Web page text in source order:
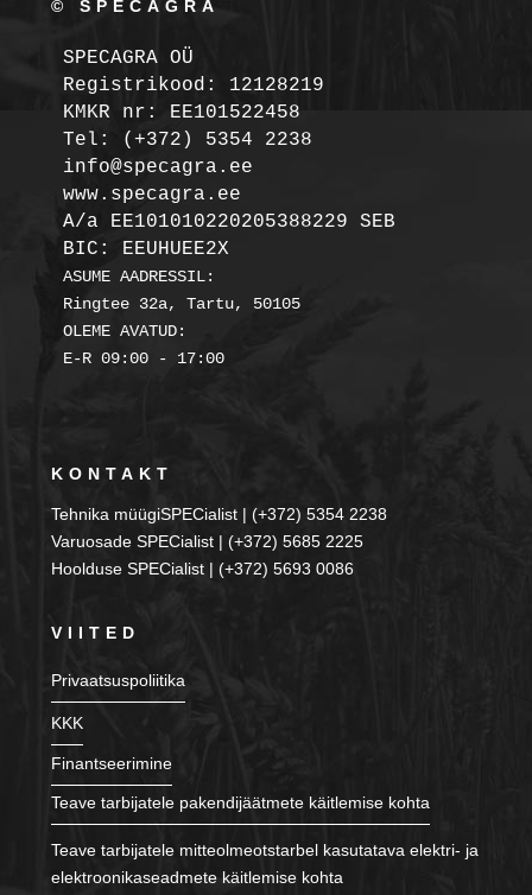
© SPECAGRA
SPECAGRA OÜ
Registrikood: 12128219
KMKR nr: EE101522458
Tel: (+372) 5354 2238
info@specagra.ee
A/a EE101010220205388229 SEB
BIC: EEUHUEE2X
ASUME AADRESSIL:
Ringtee 32a, Tartu, 50105
OLEME AVATUD:
E-R 09:00 - 17:00
KONTAKT
Tehnika müügiSPECialist | (+372) 5354 2238
Varuosade SPECialist | (+372) 5685 2225
Hoolduse SPECialist | (+372) 5693 0086
VIITED
Privaatsuspoliitika
KKK
Finantseerimine
Teave tarbijatele pakendijäätmete käitlemise kohta
Teave tarbijatele mitteolmeotstarbel kasutatava elektri- ja
elektroonikaseadmete käitlemise kohta